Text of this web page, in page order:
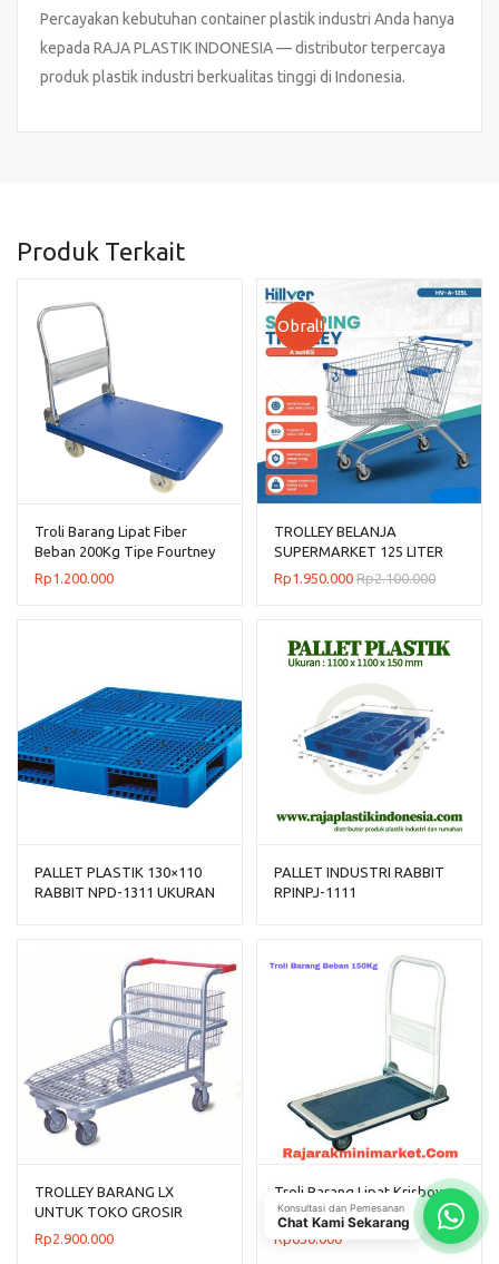
Percayakan kebutuhan container plastik industri Anda hanya
kepada RAJA PLASTIK INDONESIA — distributor terpercaya
produk plastik industri berkualitas tinggi di Indonesia.
Produk Terkait
Troli Barang Lipat Fiber
Beban 200Kg Tipe Fourtney
8884
Rp1.200.000
Obral!
TROLLEY BELANJA
SUPERMARKET 125 LITER
HILVER TIPE HV-A-125L
Rp1.950.000 Rp2.100.000
PALLET PLASTIK 130×110
RABBIT NPD-1311 UKURAN
PALLET INDUSTRI RABBIT
RPINPJ-1111
TROLLEY BARANG LX
UNTUK TOKO GROSIR
SUPERMARKET BESAR
Rp2.900.000
Troli Barang Lipat Krisbow
Beban 150 Kg
Rp650.000
Konsultasi dan Pemesanan
Chat Kami Sekarang